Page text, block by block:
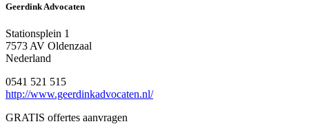
Geerdink Advocaten
Stationsplein 1
7573 AV Oldenzaal
Nederland
0541 521 515
http://www.geerdinkadvocaten.nl/
GRATIS offertes aanvragen